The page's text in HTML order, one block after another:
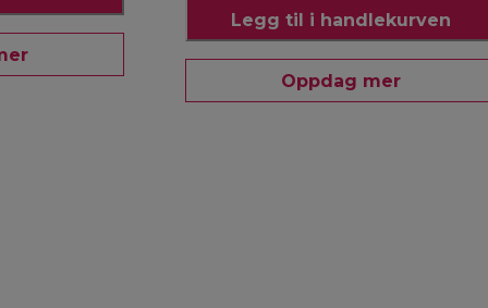
Legg til i handlekurven
Oppdag mer